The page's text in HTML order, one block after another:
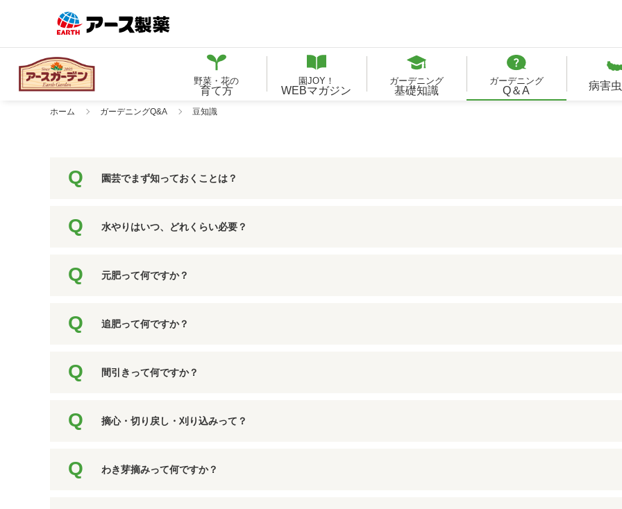
野菜・花の
育て方
園JOY！
WEBマガジン
ガーデニング
基礎知識
ガーデニング
Q＆A 病害
ホーム ガーデニングQ&A 豆知識
園芸でまず知っておくことは？
水やりはいつ、どれくらい必要？
元肥って何ですか？
追肥って何ですか？
間引きって何ですか？
摘心・切り戻し・刈り込みって？
わき芽摘みって何ですか？